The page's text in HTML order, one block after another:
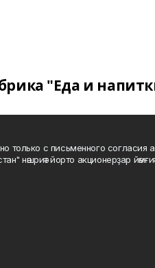
"Еда и
только с письменного
нәшриәт йорто акционерҙар